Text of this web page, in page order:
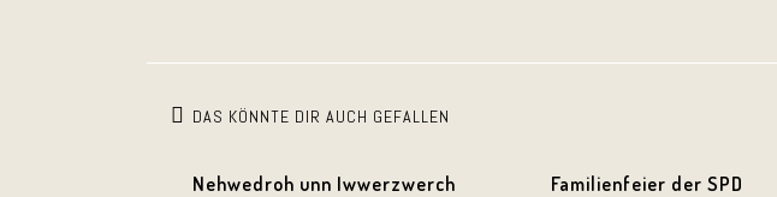
DAS KÖNNTE DIR AUCH GEFALLEN
Nehwedroh unn Iwwerzwerch
Familienfeier der SPD